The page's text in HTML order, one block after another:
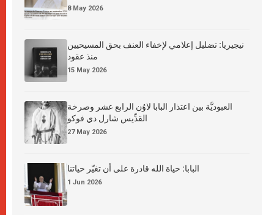
8 May 2026
نيجيريا: تضليل إعلامي لإخفاء العنف بحق المسيحيين
منذ عقود
15 May 2026
العبوديَّة بين اعتذار البابا لاوُن الرابع عشر وصرخة
القدِّيس شارل دي فوكو
27 May 2026
البابا: حياة الله قادرة على أن تغيّر حياتنا
1 Jun 2026